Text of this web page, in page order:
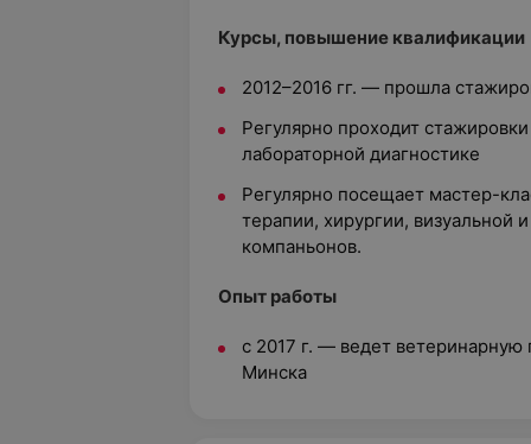
Курсы, повышение квалификации
2012–2016 гг. — прошла
Регулярно проходит
лабораторной диагностике
Регулярно посещает мастер-
терапии, хирургии, визуальной
компаньонов.
Опыт работы
с 2017 г. — ведет ветеринарную
Минска